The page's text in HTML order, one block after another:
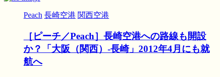
Peach 長崎空港 関西空港
［ピーチ／Peach］長崎空港への路線も開設
か？「大阪（関西）‐長崎」2012年4月にも就
航へ